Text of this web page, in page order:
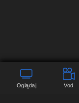
Oglądaj Vod